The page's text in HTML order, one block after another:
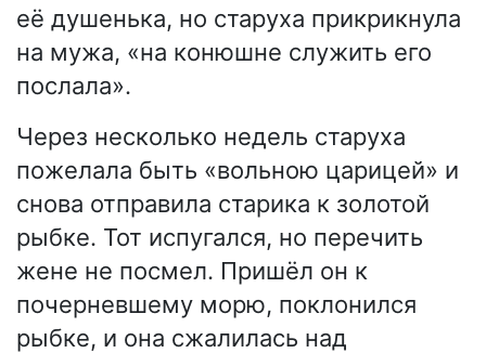
её душенька, но старуха прикрикнула
на мужа, «на конюшне служить его
послала».
Через несколько недель старуха
пожелала быть «вольною царицей» и
снова отправила старика к золотой
рыбке. Тот испугался, но перечить
жене не посмел. Пришёл он к
почерневшему морю, поклонился
рыбке, и она сжалилась над